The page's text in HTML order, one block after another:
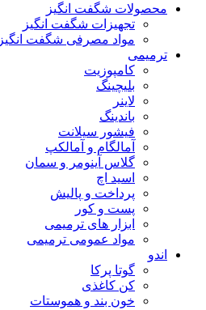
محصولات شگفت انگیز
تجهیزات شگفت انگیز
مواد مصرفی شگفت انگیز
ترمیمی
کامپوزیت
بلیچینگ
لاینر
باندینگ
فیشور سیلانت
آمالگام و آمالکپ
گلاس آینومر و سمان
اسید اچ
پرداخت و پالیش
پست و کور
ابزار های ترمیمی
مواد عمومی ترمیمی
اندو
گوتا پرکا
کن کاغذی
خون بند و هموستات